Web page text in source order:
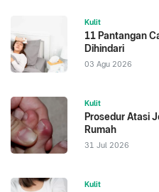
Kulit
11 Pantangan
Dihindari
03 Agu 2026
Kulit
Prosedur Atasi
Rumah
31 Jul 2026
Kulit